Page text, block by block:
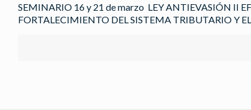
SEMINARIO 16 y 21 de marzo LEY ANTIEVASIÓN II
FORTALECIMIENTO DEL SISTEMA TRIBUTARIO Y